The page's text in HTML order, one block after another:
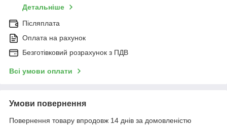
Детальніше
Післяплата
Оплата на рахунок
Безготівковий розрахунок з ПДВ
Всі умови оплати
Умови повернення
Повернення товару впродовж 14 днів за домовленістю